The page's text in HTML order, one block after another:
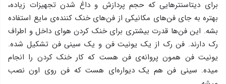
برای دیتاسنترهایی که حجم پردازش و داغ شدن تجهیزات زیاده،
بهتره به جای فن‌های مکانیکی از فن‌های خنک کننده‌ی مایع استفاده
بشه. این فن‌ها قدرت بیشتری برای خنک کردن هوای داخل و اطراف
رک دارند. فن رک از یک یونیت فن و یک سینی فن تشکیل شده.
یونیت فن همون پروانه‌ی فن هست که کار خنک کردن را انجام
میده. سینی فن هم یک دیواره‌ای هست که فن روی اون نصب